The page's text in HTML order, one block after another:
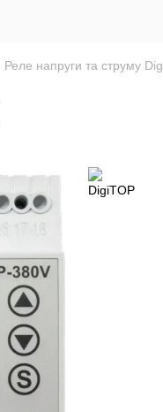
Реле напруги та струму